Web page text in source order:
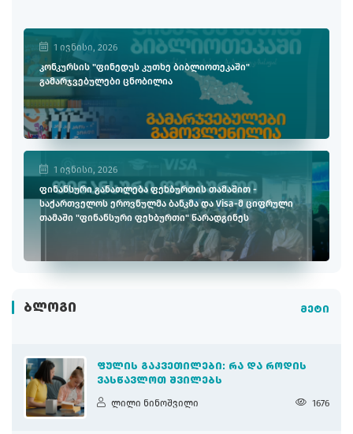
1 ივნისი, 2026
კონკურსის "ფინედუს კუთხე ბიბლიოთეკაში"
გამარჯვებულები ცნობილია
1 ივნისი, 2026
ფინანსური განათლება ფეხბურთის თამაშით -
საქართველოს ეროვნულმა ბანკმა და Visa-მ ციფრული
თამაში "ფინანსური ფეხბურთი" წარადგინეს
ᲑᲚᲝᲒᲘ მეტი
ᲤᲣᲚᲘᲡ ᲒᲐᲙᲕᲔᲗᲘᲚᲔᲑᲘ: ᲠᲐ ᲓᲐ ᲠᲝᲓᲘᲡ
ᲕᲐᲡᲬᲐᲕᲚᲝᲗ ᲨᲕᲘᲚᲔᲑᲡ
ლილი ნინოშვილი 1676